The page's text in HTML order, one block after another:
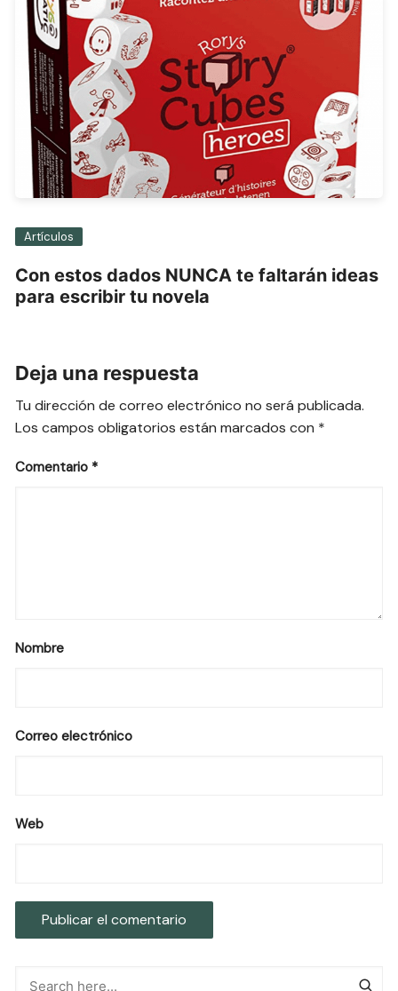
Artículos
Con estos dados NUNCA te faltarán ideas
para escribir tu novela
Deja una respuesta
Tu dirección de correo electrónico no será publicada.
Los campos obligatorios están marcados con *
Comentario *
Nombre
Correo electrónico
Web